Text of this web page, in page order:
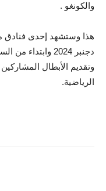
والكونغو .
دجنبر 2024
وتقديم الأبطال
الرياضية.